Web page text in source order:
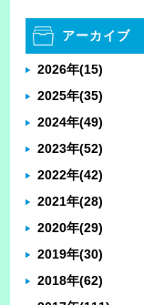
アーカイブ
2026年(15)
2025年(35)
2024年(49)
2023年(52)
2022年(42)
2021年(28)
2020年(29)
2019年(30)
2018年(62)